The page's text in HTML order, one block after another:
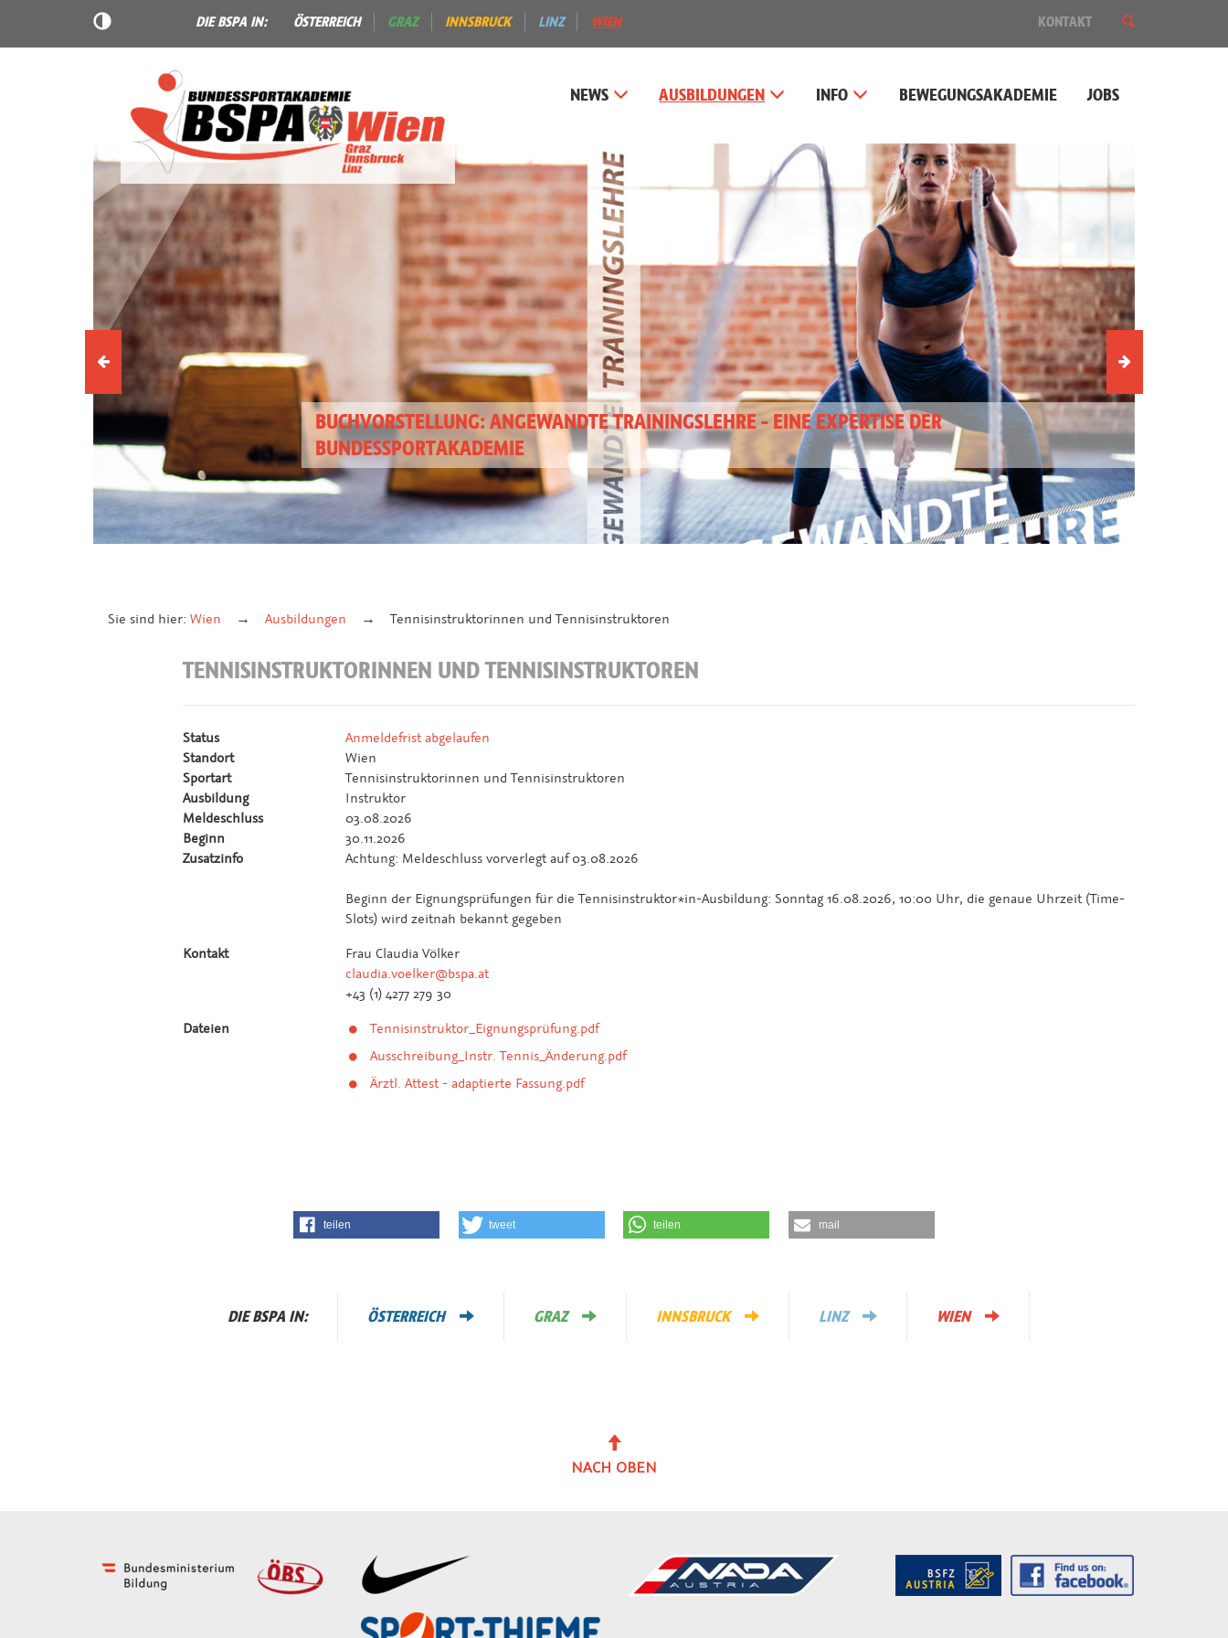
DIE BSPA IN: ÖSTERREICH GRAZ INNSBRUCK LINZ WIEN KONTAKT
SUCHE
NEWS AUSBILDUNGEN INFO BEWEGUNGSAKADEMIE JOBS
Vorheriges
BUCHVORSTELLUNG: ANGEWANDTE TRAININGSLEHRE - EINE EXPERTISE DER
BUNDESSPORTAKADEMIE
Sie sind hier: Wien Ausbildungen Tennisinstruktorinnen und Tennisinstruktoren
TENNISINSTRUKTORINNEN UND TENNISINSTRUKTOREN
Status
Anmeldefrist abgelaufen
Standort
Wien
Sportart
Tennisinstruktorinnen und Tennisinstruktoren
Ausbildung
Instruktor
Meldeschluss
03.08.2026
Beginn
30.11.2026
Zusatzinfo
Achtung: Meldeschluss vorverlegt auf 03.08.2026
Beginn der Eignungsprüfungen für die Tennisinstruktor*in-Ausbildung: Sonntag 16.08.2026, 10:00 Uhr, die genaue Uhrzeit (Time-
Slots) wird zeitnah bekannt gegeben
Kontakt
Frau Claudia Völker
claudia.voelker@bspa.at
+43 (1) 4277 279 30
Dateien
Tennisinstruktor_Eignungsprüfung.pdf
Ausschreibung_Instr. Tennis_Änderung.pdf
Ärztl. Attest - adaptierte Fassung.pdf
teilen tweet teilen mail
DIE BSPA IN: ÖSTERREICH GRAZ INNSBRUCK LINZ WIEN
NACH OBEN